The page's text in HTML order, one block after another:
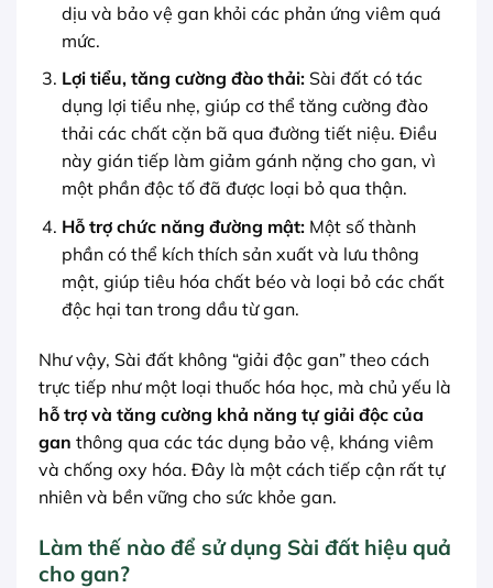
dịu và bảo vệ gan khỏi các phản ứng viêm quá
mức.
Lợi tiểu, tăng cường đào thải:Sài đất có tác
dụng lợi tiểu nhẹ, giúp cơ thể tăng cường đào
thải các chất cặn bã qua đường tiết niệu. Điều
này gián tiếp làm giảm gánh nặng cho gan, vì
một phần độc tố đã được loại bỏ qua thận.
Hỗ trợ chức năng đường mật:Một số thành
phần có thể kích thích sản xuất và lưu thông
mật, giúp tiêu hóa chất béo và loại bỏ các chất
độc hại tan trong dầu từ gan.
Như vậy, Sài đất không “giải độc gan” theo cách
trực tiếp như một loại thuốc hóa học, mà chủ yếu là
hỗ trợ và tăng cường khả năng tự giải độc của
gan thông qua các tác dụng bảo vệ, kháng viêm
và chống oxy hóa. Đây là một cách tiếp cận rất tự
nhiên và bền vững cho sức khỏe gan.
Làm thế nào để sử dụng Sài đất hiệu quả
cho gan?